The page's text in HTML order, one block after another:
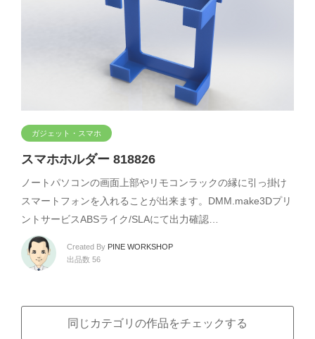
ガジェット・スマホ
スマホホルダー 818826
ノートパソコンの画面上部やリモコンラックの縁に引っ掛け
スマートフォンを入れることが出来ます。DMM.make3Dプリ
ントサービスABSライク/SLAにて出力確認…
Created By PINE WORKSHOP
出品数 56
同じカテゴリの作品をチェックする